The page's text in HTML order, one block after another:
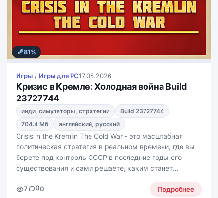
81%
Игры / Игры для PС17.06.2026
Кризис в Кремле: Холодная война Build
23727744
инди, симуляторы, стратегии
Build 23727744
704.4 Мб
английский, русский
Crisis in the Kremlin The Cold War - это масштабная
политическая стратегия в реальном времени, где вы
берете под контроль СССР в последние годы его
существования и сами решаете, каким станет
будущее сверхдержавы. Вам предстоит управлять
экономикой, внешней политикой, внутренними
7 00 Подробнее